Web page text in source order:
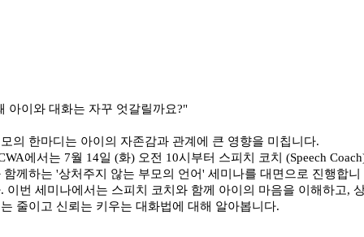
아이와 대화는 자꾸 엇갈릴까요?"
의 한마디는 아이의 자존감과 관계에 큰 영향을 미칩니다.
에서는 7월 14일 (화) 오전 10시부터 스피치 코치 (Speech
함께하는 '상처주지 않는 부모의 언어' 세미나를 대면으로 진행합니
이번 세미나에서는 스피치 코치와 함께 아이의 마음을 이해하고,
줄이고 신뢰는 키우는 대화법에 대해 알아봅니다.